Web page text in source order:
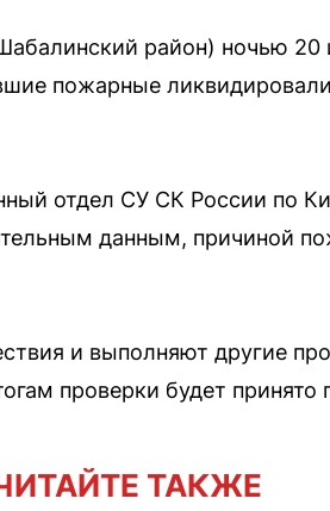
район) ночью 20
пожарные ликвидировали
отдел СУ СК России по
данным, причиной
и выполняют другие
проверки будет
ТАКЖЕ